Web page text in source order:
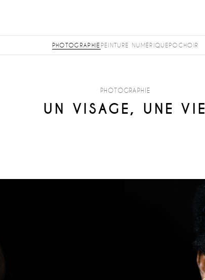
PHOTOGRAPHIEPEINTURE NUMÉRIQUEPOCHOIR
PHOTOGRAPHIE
UN VISAGE, UNE VIE